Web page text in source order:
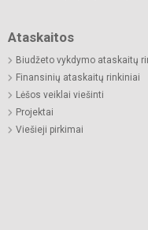
Ataskaitos
Biudžeto vykdymo ataskaitų
Finansinių ataskaitų rinkiniai
Lėšos veiklai viešinti
Projektai
Viešieji pirkimai